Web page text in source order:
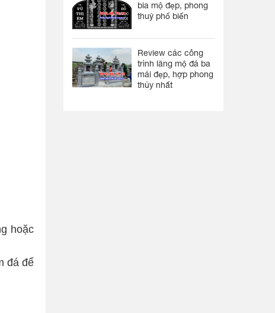
hoặc
đá để
bia mộ đẹp, phong
thuỷ phổ biến
Review các công
trình lăng mộ đá ba
mái đẹp, hợp phong
thủy nhất